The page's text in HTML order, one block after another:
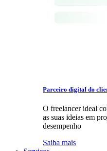
Parceiro digital do
O freelancer ideal
as suas ideias em
desempenho
Saiba mais